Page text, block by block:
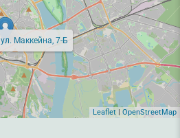
Маккейна, 7-Б
Leaflet| OpenStreetMap